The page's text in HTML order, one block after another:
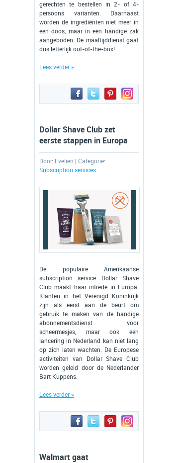
gerechten te bestellen in 2- of 4-
persoons varianten. Daarnaast
worden de ingrediënten niet meer in
een doos, maar in een handige zak
aangeboden. De maaltijddienst gaat
dus letterlijk out-of-the-box!
Lees verder »
Dollar Shave Club zet
eerste stappen in Europa
Door: Evelien | Categorie:
Subscription services
De populaire Amerikaanse
subscription service Dollar Shave
Club maakt haar intrede in Europa.
Klanten in het Verenigd Koninkrijk
zijn als eerst aan de beurt om
gebruik te maken van de handige
abonnementsdienst voor
scheermesjes, maar ook een
lancering in Nederland kan niet lang
op zich laten wachten. De Europese
activiteiten van Dollar Shave Club
worden geleid door de Nederlander
Bart Kuppens.
Lees verder »
Walmart gaat